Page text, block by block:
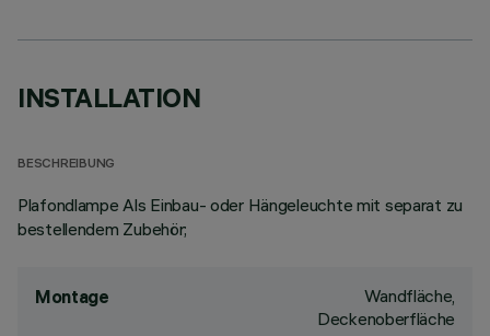
INSTALLATION
BESCHREIBUNG
Plafondlampe Als Einbau- oder Hängeleuchte mit separat zu
bestellendem Zubehör;
Montage
Wandfläche,
Deckenoberfläche